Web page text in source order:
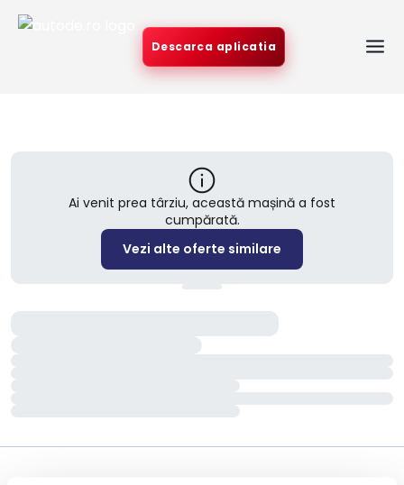
Descarca aplicatia
Ai venit prea târziu, această mașină a fost
cumpărată.
Vezi alte oferte similare